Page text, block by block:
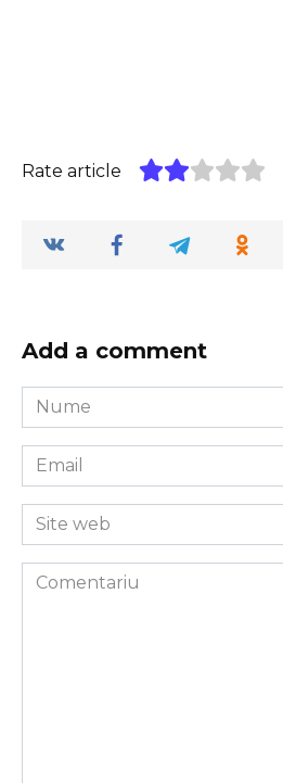
Rate article
Add a comment
Nume
*
Email
*
Site
web
Comentariu